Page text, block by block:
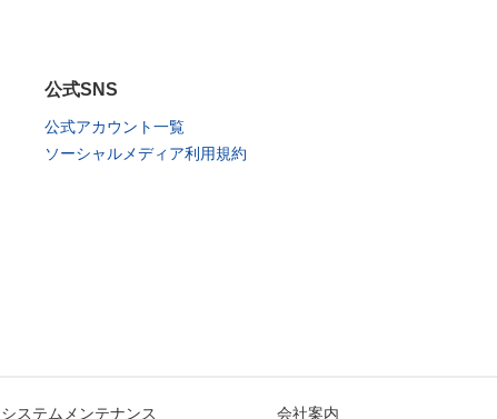
公式SNS
公式アカウント一覧
ソーシャルメディア利用規約
システムメンテナンス 会社案内